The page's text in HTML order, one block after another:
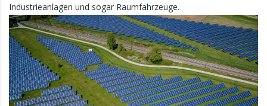
Industrieanlagen und sogar Raumfahrzeuge.